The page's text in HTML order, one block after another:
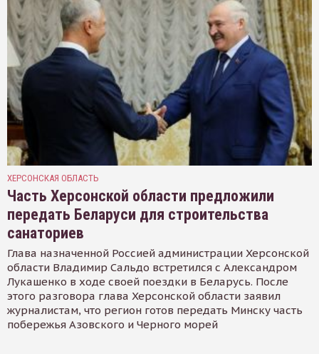
ХЕРСОНСКАЯ ОБЛАСТЬ
Часть Херсонской области предложили
передать Беларуси для строительства
санаториев
Глава назначенной Россией администрации Херсонской
области Владимир Сальдо встретился с Александром
Лукашенко в ходе своей поездки в Беларусь. После
этого разговора глава Херсонской области заявил
журналистам, что регион готов передать Минску часть
побережья Азовского и Черного морей